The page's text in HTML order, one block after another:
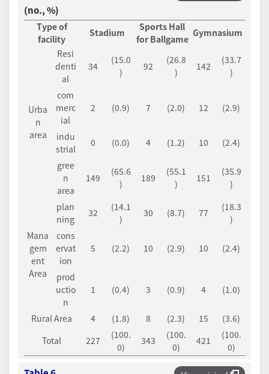
(no., %)
Type of
facility
Stadium
Sports Hall
for Ballgame
Gymnasium
Urba
n
area
Resi
denti
al
34
(15.0
)
92
(26.8
)
142
(33.7
)
com
merc
ial
2 (0.9) 7 (2.0) 12 (2.9)
indu
strial
0 (0.0) 4 (1.2) 10
(2.4)
gree
n
area
149
(65.6
)
189
(55.1
)
151
(35.9
)
Mana
gem
ent
Area
plan
ning
32
(14.1
)
30 (8.7) 77
(18.3
)
cons
ervat
ion
5 (2.2) 10 (2.9) 10 (2.4)
prod
uctio
n
1 (0.4) 3 (0.9) 4 (1.0)
Rural Area 4 (1.8) 8 (2.3) 15
(3.6)
Total
227
(100.
0)
343
(100.
0)
421
(100.
0)